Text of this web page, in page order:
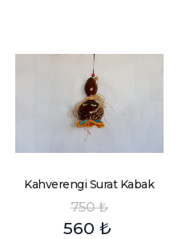
Kahverengi Surat Kabak
750₺
560 ₺